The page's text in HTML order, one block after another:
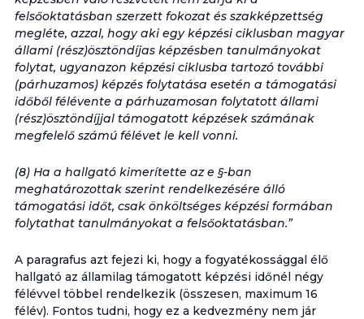
felsőoktatásban szerzett fokozat és szakképzettség
megléte, azzal, hogy aki egy képzési ciklusban magyar
állami (rész)ösztöndíjas képzésben tanulmányokat
folytat, ugyanazon képzési ciklusba tartozó további
(párhuzamos) képzés folytatása esetén a támogatási
időből félévente a párhuzamosan folytatott állami
(rész)ösztöndíjjal támogatott képzések számának
megfelelő számú félévet le kell vonni.
(8) Ha a hallgató kimerítette az e §-ban
meghatározottak szerint rendelkezésére álló
támogatási időt, csak önköltséges képzési formában
folytathat tanulmányokat a felsőoktatásban.”
A paragrafus azt fejezi ki, hogy a fogyatékossággal élő
hallgató az államilag támogatott képzési időnél négy
félévvel többel rendelkezik (összesen, maximum 16
félév). Fontos tudni, hogy ez a kedvezmény nem jár